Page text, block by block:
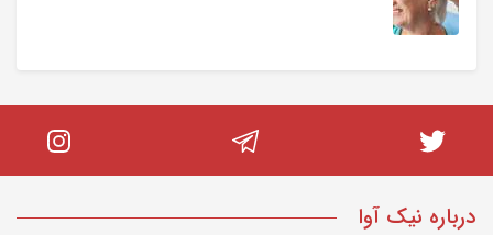
که ۷سالش هست هنوز این مشکل رو دارد ولی هر چند
ماه یک بار میشه ولی ما خیلی ناراحت میشیم. پیش
دکتر هم بردیم یکی قرص معده داد گفت رفلکس داره
یکی قرص تهوع داد ولی کلا درمان قطعی نشده و هنوز
هم هر چند ماه درمیون اینجور میشه. توروخدا راهنماییدرباره نیک آوا